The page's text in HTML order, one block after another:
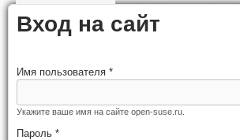
Вход на сайт
Имя пользователя *
Укажите ваше имя на сайте open-suse.ru.
Пароль *